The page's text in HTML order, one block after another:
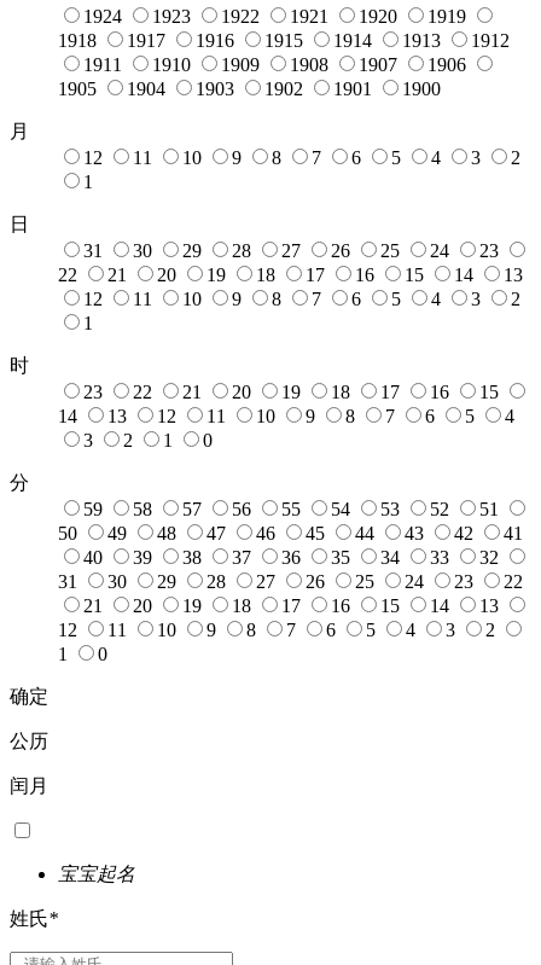
1924
1923 1922 1921 1920
1919
1918
1917 1916 1915 1914 1913
1912
1911
1910 1909 1908 1907
1906
1905
1904 1903 1902 1901 1900
月
12
11 10 9 8 7 6 5 4 3
2
1
日
31
30 29 28 27 26 25 24
23
22
21 20 19 18 17 16 15 14
13
12
11 10 9 8 7 6 5 4 3
2
1
时
23
22 21 20 19 18 17 16
15
14
13 12 11 10 9 8 7 6 5
4
3
2 1 0
分
59
58 57 56 55 54 53 52
51
50
49 48 47 46 45 44 43 42
41
40
39 38 37 36 35 34 33
32
31
30 29 28 27 26 25 24 23
22
21
20 19 18 17 16 15 14
13
12
11 10 9 8 7 6 5 4 3
2
1
0
确定
公历
闰月
宝宝起名
姓氏*